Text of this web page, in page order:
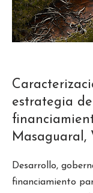
estrategia de
Masaguaral,
Desarrollo,
financiamiento